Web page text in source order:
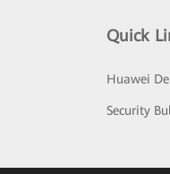
Quick
Huawei
Security